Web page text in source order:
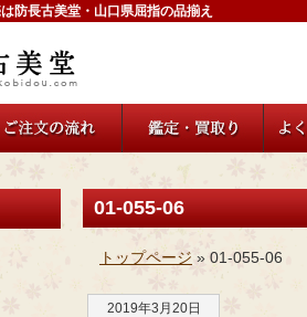
防長古美堂・山口県屈指の品揃え
01-055-06
トップページ » 01-055-06
2019年3月20日